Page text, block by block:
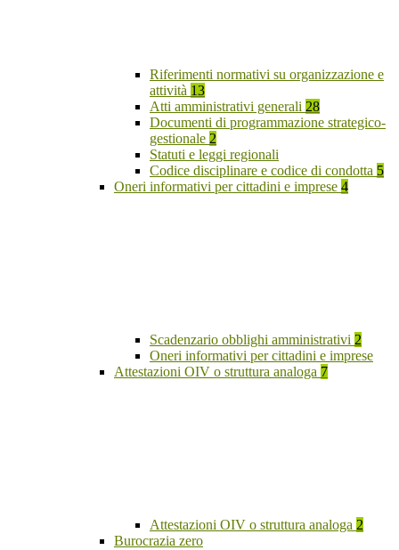
Riferimenti normativi su organizzazione e
attività 13
Atti amministrativi generali 28
Documenti di programmazione strategico-
gestionale 2
Statuti e leggi regionali
Codice disciplinare e codice di condotta 5
Oneri informativi per cittadini e imprese 4
Scadenzario obblighi amministrativi 2
Oneri informativi per cittadini e imprese
Attestazioni OIV o struttura analoga 7
Attestazioni OIV o struttura analoga 2
Burocrazia zero